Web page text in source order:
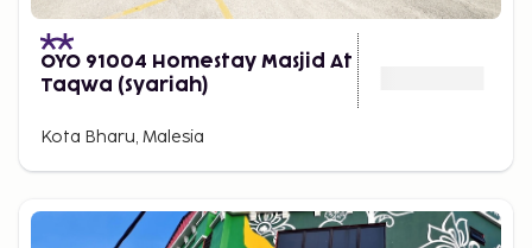
OYO 91004 Homestay Masjid At
Taqwa (Syariah)
Kota Bharu, Malesia